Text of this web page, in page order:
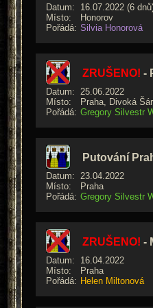
Datum:
16.07.2022 (6
Místo:
Honorov
Pořádá: Silvia Honorová
ZRUŠENO! -
Datum: 25.06.2022
Místo:
Praha, Divoká
Pořádá: Gregory Silvestr
Putování
Datum: 23.04.2022
Místo:
Praha
Pořádá: Gregory Silvestr
ZRUŠENO! -
Datum:
16.04.2022
Místo:
Praha
Pořádá: Helen Miltonová